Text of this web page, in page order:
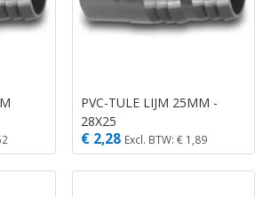
PVC-TULE LIJM 25MM -
28X25
€ 2,28 Excl. BTW: € 1,89